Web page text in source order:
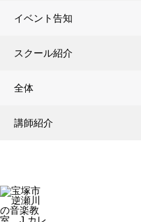
イベント告知
スクール紹介
全体
講師紹介